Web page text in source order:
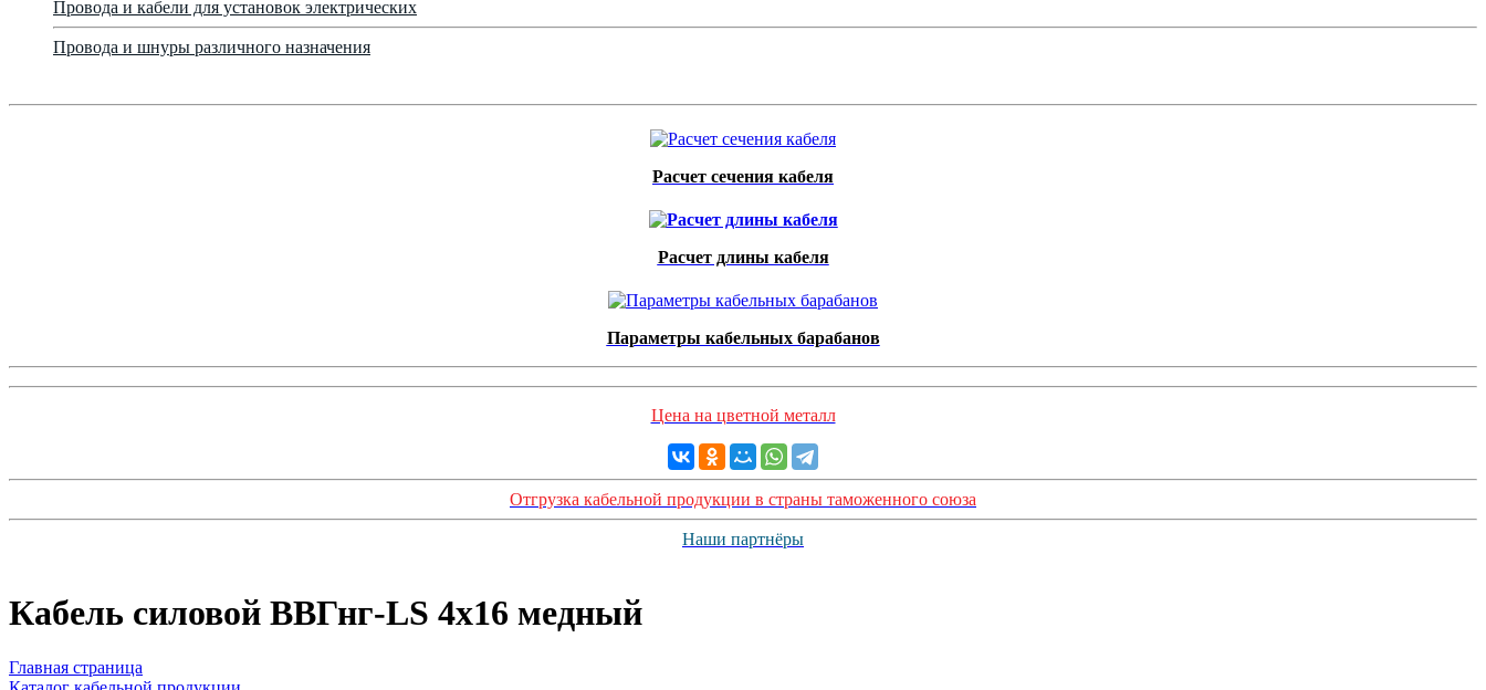
Провода и кабели для установок электрических
Провода и шнуры различного назначения
Расчет сечения кабеля
Расчет длины кабеля
Параметры кабельных барабанов
Цена на цветной металл
Отгрузка кабельной продукции в страны таможенного союза
Наши партнёры
Кабель силовой ВВГнг-LS 4х16 медный
Главная страница